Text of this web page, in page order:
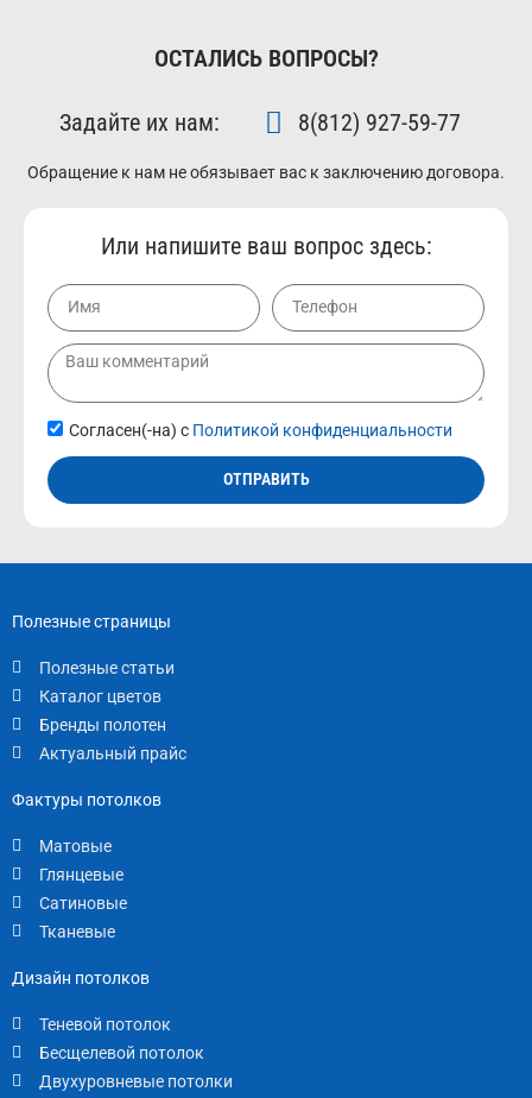
ОСТАЛИСЬ ВОПРОСЫ?
Задайте их нам: 8(812) 927-59-77
Обращение к нам не обязывает вас к заключению договора.
Или напишите ваш вопрос здесь:
Согласен(-на) с Политикой конфиденциальности
ОТПРАВИТЬ
Полезные страницы
Полезные статьи
Каталог цветов
Бренды полотен
Актуальный прайс
Фактуры потолков
Матовые
Глянцевые
Сатиновые
Тканевые
Дизайн потолков
Теневой потолок
Бесщелевой потолок
Двухуровневые потолки